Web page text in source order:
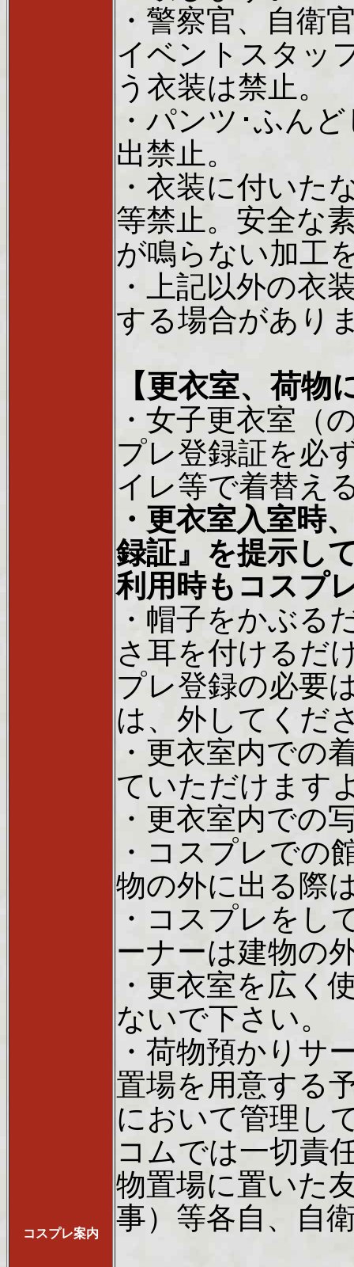
コスプレ案内
・警察官、自衛
イベントスタッ
う衣装は禁止。
・パンツ･ふん
出禁止。
・衣装に付いた
等禁止。安全な
が鳴らない加工
・上記以外の衣
する場合があり
【更衣室、荷物
・女子更衣室（
プレ登録証を必
イレ等で着替え
・更衣室入室時
録証』を提示し
利用時もコスプ
・帽子をかぶる
さ耳を付けるだ
プレ登録の必要
は、外してくだ
・更衣室内での
ていただけます
・更衣室内での
・コスプレでの
物の外に出る際
・コスプレをし
ーナーは建物の
・更衣室を広く
ないで下さい。
・荷物預かりサ
置場を用意する
において管理し
コムでは一切責
物置場に置いた
事）等各自、自